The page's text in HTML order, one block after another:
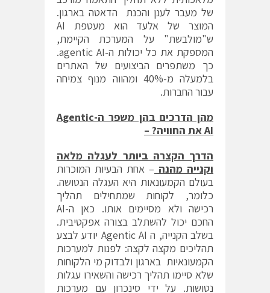
של מעבר לענן והכנת הדאטה בארגון.
המוצר של אלעד הוא מעטפת AI
ש"מולבשת" על המערכת הקיימת,
המספקת את כל יכולות ה-agentic AI.
כך משתפרים הביצועים של האתרים
בלמעלה מ-40% ומהווה מנוף צמיחה
עבור החברות.
מהן הדרכים בהן משפר ה-Agentic
AIאת החוויה? –
הדרך הקצרה ביותר לעגלה מלאה
וקנייה מהנה – אחת הבעיות המוכרות
בעולם הקמעונאות היא העגלה הנטושה.
כלומר, לקוחות שמתחילים תהליך
רכישה ולא מסיימים אותו. כאן ה-AI
החכם יכול להשתלב בצורה אפקטיבית.
בשלב הקנייה, ה Agentic AI יודע לבצע
תהליכים מקצה לקצה: לפנות למערכות
הקמעונאיות בארגון ולבדוק מי הלקוחות
שלא סיימו תהליך רכישה והשאירו עגלות
נטושות. על ידי סינכרון עם מערכות